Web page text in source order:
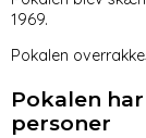
1969.
Pokalen
Pokalen
personer